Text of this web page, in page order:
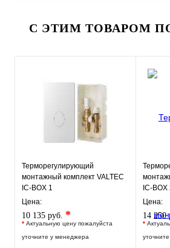
С ЭТИМ ТОВАРОМ
Терморегулирующий
монтажный комплект VALTEC
IC-BOX 1
Цена:
10 135 руб. *
* Актуальную цену пожалуйста
уточните у менеджера
IC-BOX
Цена:
14 250
*